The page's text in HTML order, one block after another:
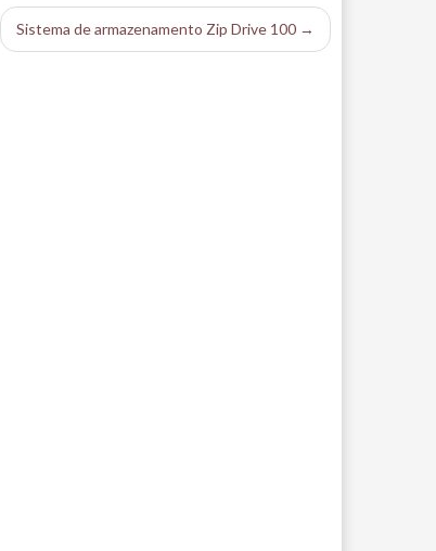
Sistema de armazenamento Zip Drive 100 →